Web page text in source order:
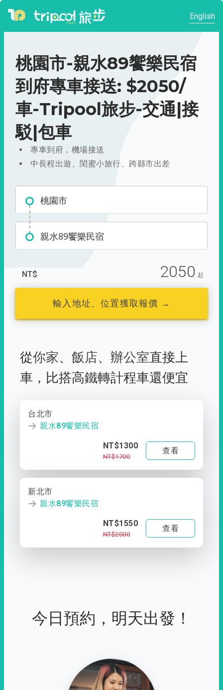
English
桃園市-親水89饗樂民宿
到府專車接送: $2050/
車-Tripool旅步-交通|接
駁|包車
專車到府，機場接送
中長程出遊、閨蜜小旅行、跨縣市出差
桃園市
親水89饗樂民宿
NT$ 2050 起
輸入地址、位置獲取報價 →
從你家、 飯店、 辦公室直接上
車， 比搭高鐵轉計程車還便宜
台北市
親水89饗樂民宿
NT$1300
NT$1700
查看
新北市
親水89饗樂民宿
NT$1550
NT$2000
查看
今日預約，明天出發！